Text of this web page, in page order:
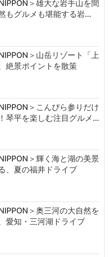
＞雄大な岩手山を間
もグルメも堪能する岩…
＞山岳リゾート「上
絶景ポイントを散策
＞こんぴら参りだけ
琴平を楽しむ注目グルメ…
＞輝く海と湖の美景
、夏の福井ドライブ
＞奥三河の大自然を
愛知・三河湖ドライブ